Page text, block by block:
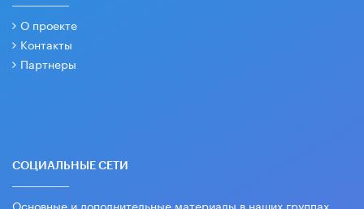
О проекте
Контакты
Партнеры
СОЦИАЛЬНЫЕ СЕТИ
Основные и дополнительные материалы в наших группах